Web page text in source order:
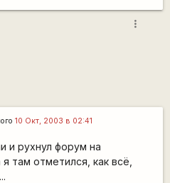
more_vert
10 Окт, 2003 в 02:41
и рухнул форум на
там отметился, как всё,